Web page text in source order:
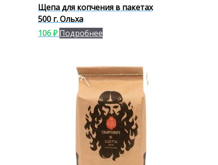
Щепа для копчения в пакетах
500 г. Ольха
106₽ Подробнее